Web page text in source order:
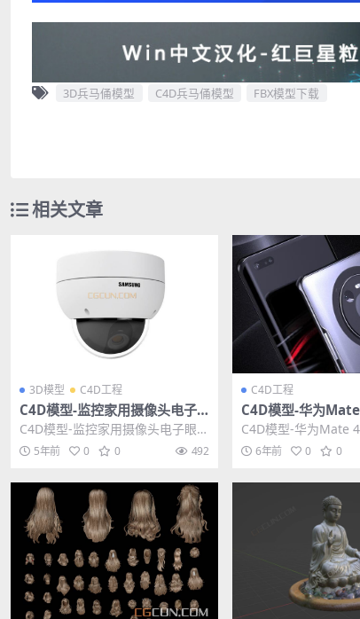
3D兵马俑模型 C4D兵马俑模型 FBX模型下载
相关文章
3D模型 C4D工程
C4D模型-监控家用摄像头电子
眼3D模型 格式支持C4D FBX
C4D模型-监控家用摄像头电子眼3
D模型 格式支持C4D FBX 其他推
荐: C...
5年前 0 0 492
C4D工程
C4D模型-华为
机模型OC渲染器工
质贴图
C4D模型-华为Mate
型OC渲染器工程模
其...6年前 0 0